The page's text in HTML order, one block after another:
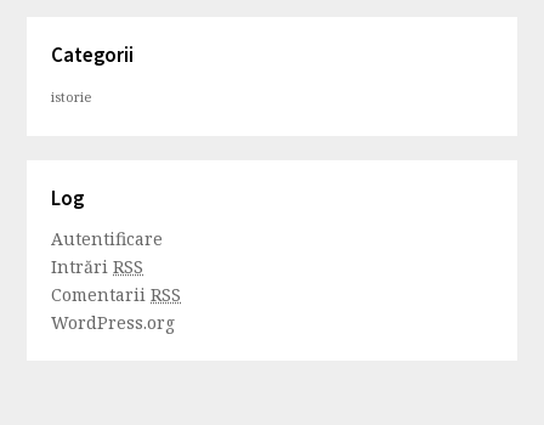
Categorii
istorie
Log
Autentificare
IntrăriRSS
ComentariiRSS
WordPress.org